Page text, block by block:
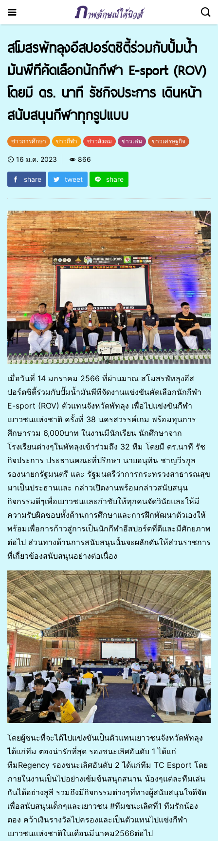
สโมสรพัทลุงอีสปอร์ตซิตี้ร่วมกับปั้มน้ำ
มันพีทีคัดเลือกนักกีฬา E-sport (ROV)
โดยมี ดร. นาที รัชกิจประการ เดินหน้า
สนับสนุนกีฬาทุกรูปแบบ
ข่าวการศึกษา ข่าวกีฬา ข่าวสังคม ข่าวเด่น ข่าวเศรษฐกิจ
16 ม.ค. 2023 866
share tweet share
เมื่อวันที่ 14 มกราคม 2566 ที่ผ่านมาณ สโมสรพัทลุงอีส
ปอร์ตซิตี้ร่วมกับปั๊มน้ำมันพีทีจัดงานแข่งขันคัดเลือกนักกีฬา
E-sport (ROV) ตัวแทนจังหวัดพัทลุง เพื่อไปแข่งขันกีฬา
เยาวชนแห่งชาติ ครั้งที่ 38 นครสวรรค์เกม พร้อมทุนการ
ศึกษารวม 6,000บาท ในงานมีนักเรียน นักศึกษาจาก
โรงเรียนต่างๆในพัทลุงเข้าร่วมถึง 32 ทีม โดยมี ดร.นาที รัช
กิจประการ ประธานคณะที่ปรึกษา นายอนุทิน ชาญวีรกูล
รองนายกรัฐมนตรี และ รัฐมนตรีว่าการกระทรวงสาธารณสุข
มาเป็นประธานและ กล่าวเปิดงานพร้อมกล่าวสนับสนุน
กิจกรรมดีๆเพื่อเยาวชนและกำชับให้ทุกคนจัดวินัยและให้มี
ความรับผิดชอบทั้งด้านการศึกษาและการฝึกพัฒนาตัวเองให้
พร้อมเพื่อการก้าวสู่การเป็นนักกีฬาอีสปอร์ตที่ดีและมีศักยภาพ
ต่อไป ส่วนทางด้านการสนับสนุนนั้นจะผลักดันให้ส่วนราชการ
ที่เกี่ยวข้องสนับสนุนอย่างต่อเนื่อง
โดยผู้ชนะที่จะได้ไปแข่งขันเป็นตัวแทนเยาวชนจังหวัดพัทลุง
ได้แก่ทีม ตองน่ารักที่สุด รองชนะเลิศอันดับ 1 ได้แก่
ทีมRegency รองชนะเลิศอันดับ 2 ได้แก่ทีม TC Esport โดย
ภายในงานเป็นไปอย่างเข้มข้นสนุกสนาน น้องๆแต่ละทีมเล่น
กันได้อย่างสูสี รวมถึงมีกิจกรรมต่างๆที่ทางผู้สนับสนุนใจดีจัด
เพื่อสนับสนุนเด็กๆและเยาวชน #ทีมชนะเลิศที่1 ทีมรักน้อง
ตอง คว้าเงินรางวัลไปครองและเป็นตัวแทนไปแข่งกีฬา
เยาวชนแห่งชาติในเดือนมีนาคม2566ต่อไป